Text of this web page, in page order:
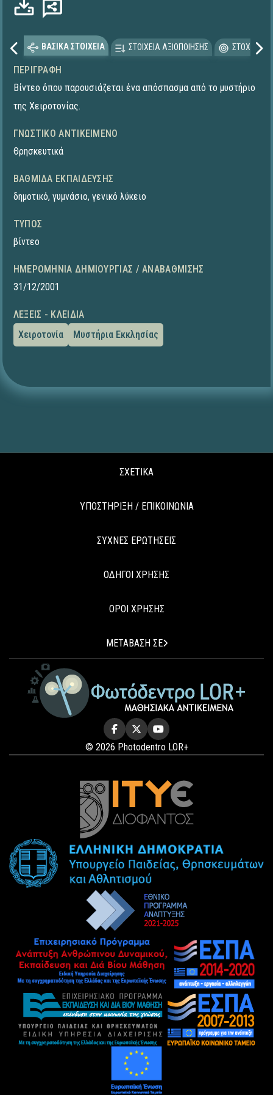
ΒΑΣΙΚΑ ΣΤΟΙΧΕΙΑ ΣΤΟΙΧΕΙΑ ΑΞΙΟΠΟΙΗΣΗΣ
ΠΕΡΙΓΡΑΦΉ
Βίντεο όπου παρουσιάζεται ένα απόσπασμα από το μυστήριο
της Χειροτονίας.
ΓΝΩΣΤΙΚΌ ΑΝΤΙΚΕΊΜΕΝΟ
Θρησκευτικά
ΒΑΘΜΊΔΑ ΕΚΠΑΊΔΕΥΣΗΣ
δημοτικό, γυμνάσιο, γενικό λύκειο
ΤΎΠΟΣ
βίντεο
ΗΜΕΡΟΜΗΝΊΑ ΔΗΜΙΟΥΡΓΊΑΣ / ΑΝΑΒΆΘΜΙΣΗΣ
31/12/2001
ΛΈΞΕΙΣ - ΚΛΕΙΔΙΆ
Χειροτονία
Μυστήρια Εκκλησίας
ΣΧΕΤΙΚΑ
ΥΠΟΣΤΗΡΙΞΗ / ΕΠΙΚΟΙΝΩΝΙΑ
ΣΥΧΝΕΣ ΕΡΩΤΗΣΕΙΣ
ΟΔΗΓΟΙ ΧΡΗΣΗΣ
ΟΡΟΙ ΧΡΗΣΗΣ
ΜΕΤΑΒΑΣΗ ΣΕ
© 2026 Photodentro LOR+